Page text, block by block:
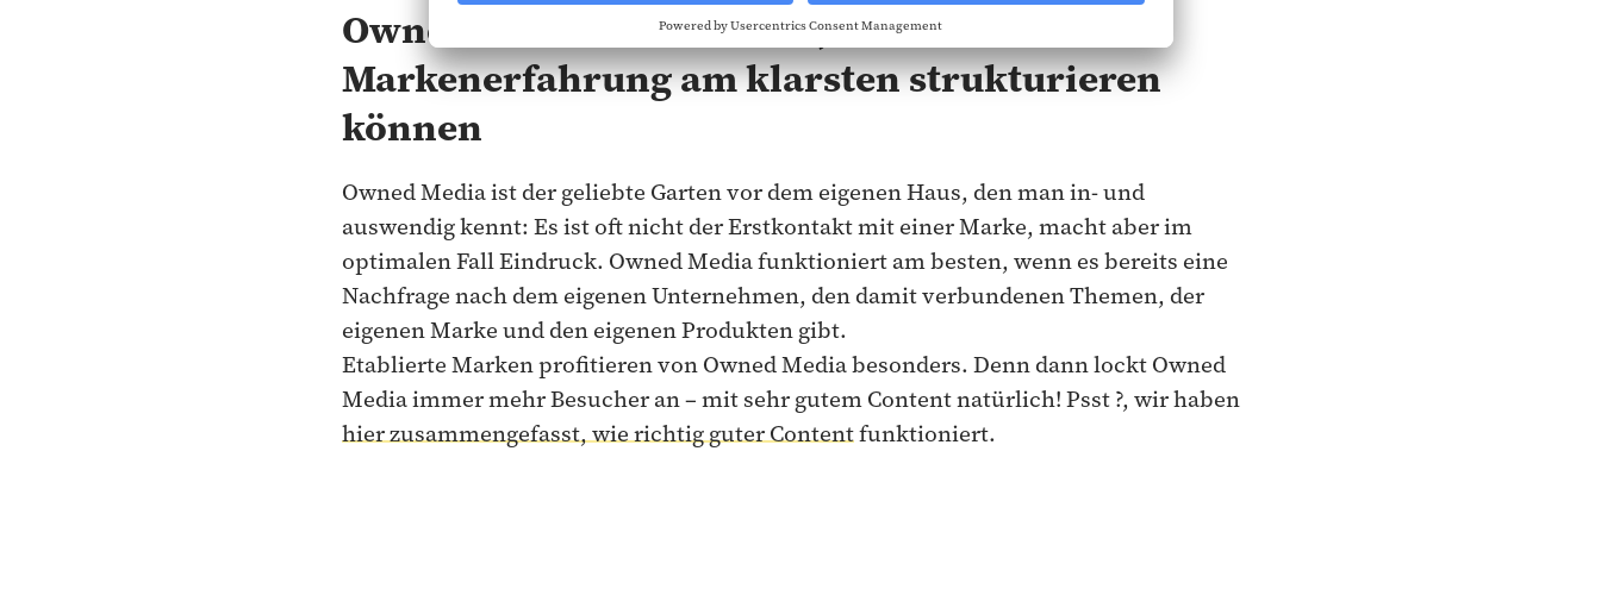
Owned Media ist der Platz, an dem wir die
Markenerfahrung am klarsten strukturieren
können
Owned Media ist der geliebte Garten vor dem eigenen Haus, den man in- und
auswendig kennt: Es ist oft nicht der Erstkontakt mit einer Marke, macht aber im
optimalen Fall Eindruck. Owned Media funktioniert am besten, wenn es bereits eine
Nachfrage nach dem eigenen Unternehmen, den damit verbundenen Themen, der
eigenen Marke und den eigenen Produkten gibt.
Etablierte Marken profitieren von Owned Media besonders. Denn dann lockt Owned
Media immer mehr Besucher an – mit sehr gutem Content natürlich! Psst ?, wir haben
hier zusammengefasst, wie richtig guter Contentfunktioniert.